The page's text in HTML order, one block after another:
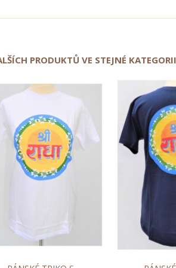
PRODUKTŮ VE STEJNÉ